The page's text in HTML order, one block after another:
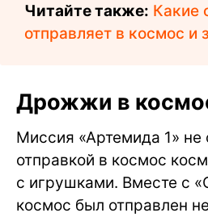
Читайте также: Какие
отправляет в космос и
Дрожжи в
Миссия «Артемида 1» не
отправкой в космос
с игрушками. Вместе с
космос был отправлен